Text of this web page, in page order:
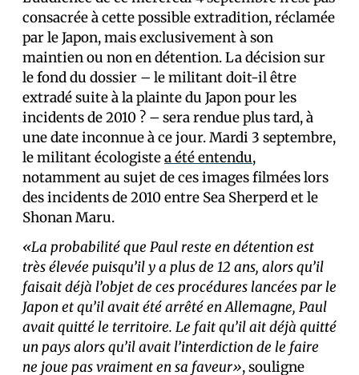
consacrée à cette possible extradition, réclamée
par le Japon, mais exclusivement à son
maintien ou non en détention. La décision sur
le fond du dossier – le militant doit-il être
extradé suite à la plainte du Japon pour les
incidents de 2010 ? – sera rendue plus tard, à
une date inconnue à ce jour. Mardi 3 septembre,
le militant écologistea été entendu,
notamment au sujet de ces images filmées lors
des incidents de 2010 entre Sea Sherperd et le
Shonan Maru.
«La probabilité que Paul reste en détention est
très élevée puisqu’il y a plus de 12 ans, alors qu’il
faisait déjà l’objet de ces procédures lancées par le
Japon et qu’il avait été arrêté en Allemagne, Paul
avait quitté le territoire. Le fait qu’il ait déjà quitté
un pays alors qu’il avait l’interdiction de le faire
ne joue pas vraiment en sa faveur», souligne